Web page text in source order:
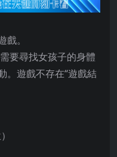
。
要尋找女孩子的身體
。遊戲不存在“遊戲結